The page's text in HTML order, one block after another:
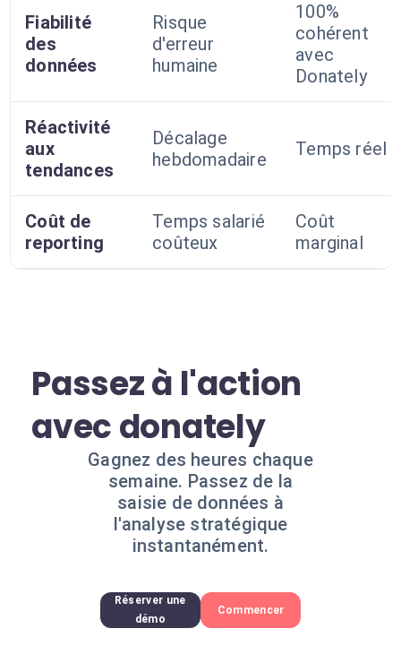
Fiabilité
des
données
Risque
d'erreur
humaine
100%
cohérent
avec
Donately
Réactivité
aux
tendances
Décalage
hebdomadaire
Temps réel
Coût de
reporting
Temps salarié
coûteux
Coût
marginal
Passez à l'action
avec donately
Gagnez des heures chaque
semaine. Passez de la
saisie de données à
l'analyse stratégique
instantanément.
Réserver une
démo
Commencer